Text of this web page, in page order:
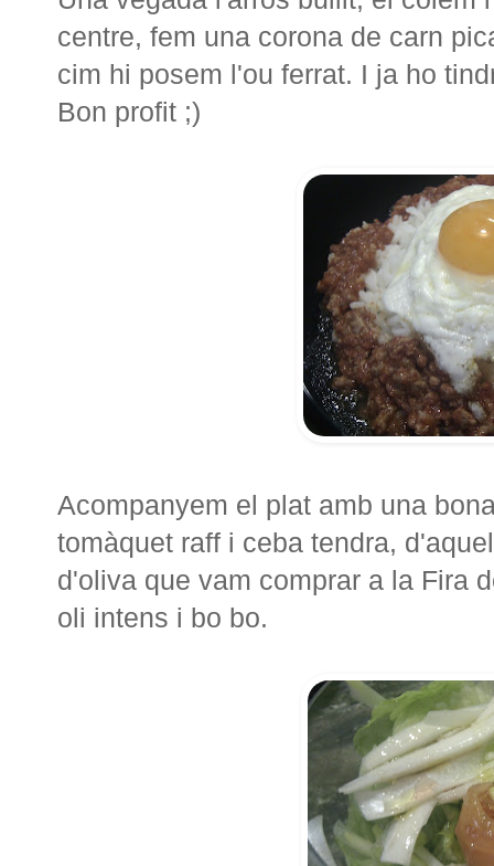
centre, fem una corona de carn
cim hi posem l'ou ferrat. I ja ho
Bon profit ;)
Acompanyem el plat amb una
tomàquet raff i ceba tendra,
d'oliva que vam comprar a la Fira
oli intens i bo bo.